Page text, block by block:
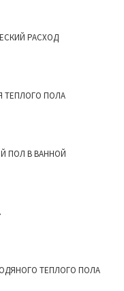
РАСХОД
ТЕПЛОГО ПОЛА
ПОЛ В ВАННОЙ
ТЕПЛОГО ПОЛА